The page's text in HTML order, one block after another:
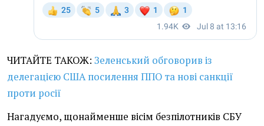
ЧИТАЙТЕ ТАКОЖ: Зеленський обговорив із
делегацією США посилення ППО та нові санкції
проти росії
Нагадуємо, щонайменше вісім безпілотників СБУ